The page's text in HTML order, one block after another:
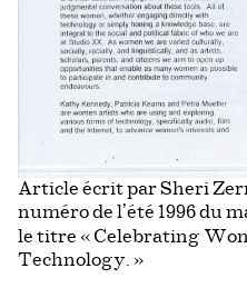
Article écrit par Sheri
numéro de l’été 1996 du
le titre « Celebrating
Technology. »